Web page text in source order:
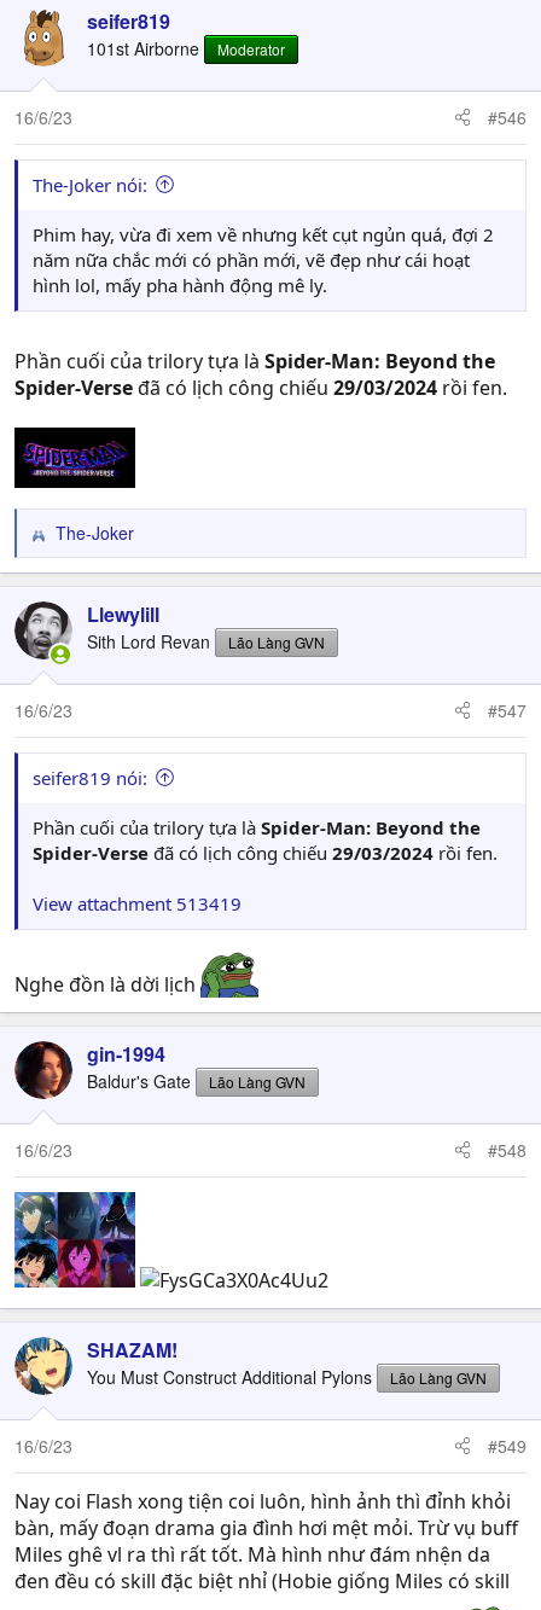
seifer819
101st Airborne Moderator
16/6/23 #546
The-Joker nói:
Phim hay, vừa đi xem về nhưng kết cụt ngủn quá, đợi 2
năm nữa chắc mới có phần mới, vẽ đẹp như cái hoạt
hình lol, mấy pha hành động mê ly.
Phần cuối của trilory tựa là Spider-Man: Beyond the
Spider-Verseđã có lịch công chiếu 29/03/2024 rồi fen.
R
e
c
t
i
o
n
s
:
The-Joker
Llewylill
Sith Lord Revan Lão Làng GVN
16/6/23 #547
seifer819 nói:
Phần cuối của trilory tựa là Spider-Man: Beyond the
Spider-Verse đã có lịch công chiếu 29/03/2024 rồi fen.
View attachment 513419
Nghe đồn là dời lịch
gin-1994
Baldur's Gate Lão Làng GVN
16/6/23 #548
SHAZAM!
You Must Construct Additional Pylons Lão Làng GVN
16/6/23 #549
Nay coi Flash xong tiện coi luôn, hình ảnh thì đỉnh khỏi
bàn, mấy đoạn drama gia đình hơi mệt mỏi. Trừ vụ buff
Miles ghê vl ra thì rất tốt. Mà hình như đám nhện da
đen đều có skill đặc biệt nhỉ (Hobie giống Miles có skill